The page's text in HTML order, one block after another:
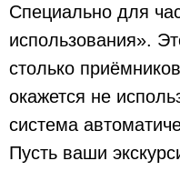
Специально для
использования».
столько
окажется не
система
Пусть ваши